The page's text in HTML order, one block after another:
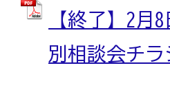
【終了】2月
別相談会チ